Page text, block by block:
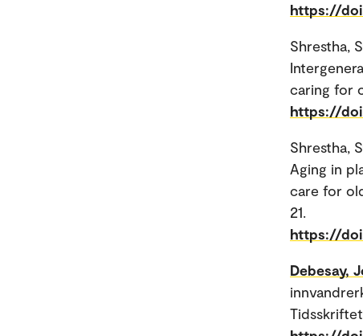
https://
Shrestha,
caring for
https://
Shrestha,
Aging in
care for
21.
https://
Debesay,
Tidsskriftet